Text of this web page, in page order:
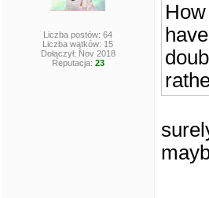
Liczba postów: 64
Liczba wątków: 15
Dołączył: Nov 2018
Reputacja: 23